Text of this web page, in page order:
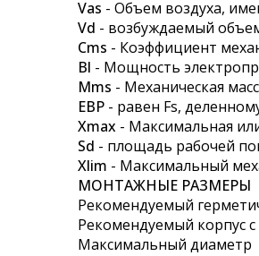
Vas - Объем воздуха,
Vd - возбуждаемый
Cms - Коэффициент
Bl - Мощность
Mms - Механическая
EBP - равен Fs,
Xmax - Максимальная
Sd - площадь рабочей
Xlim - Максимальный
МОНТАЖНЫЕ РАЗМЕРЫ
Рекомендуемый
Рекомендуемый корпус
Максимальный диаметр